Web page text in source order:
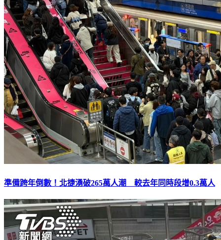
準備跨年倒數！北捷湧破265萬人潮 較去年同時段增0.3萬人